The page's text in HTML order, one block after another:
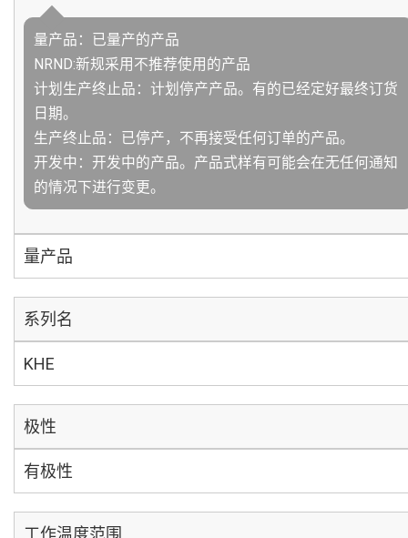
量产品：已量产的产品
NRND:新规采用不推荐使用的产品
计划生产终止品：计划停产产品。有的已经定好最终订货
日期。
生产终止品：已停产，不再接受任何订单的产品。
开发中：开发中的产品。产品式样有可能会在无任何通知
的情况下进行变更。
量产品
系列名
KHE
极性
有极性
工作温度范围